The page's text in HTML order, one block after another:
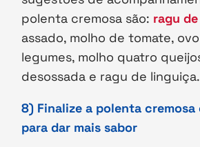
polenta cremosa são: ragu
assado, molho de tomate,
legumes, molho quatro
desossada e ragu de linguiça.
8) Finalize a polenta
para dar mais sabor